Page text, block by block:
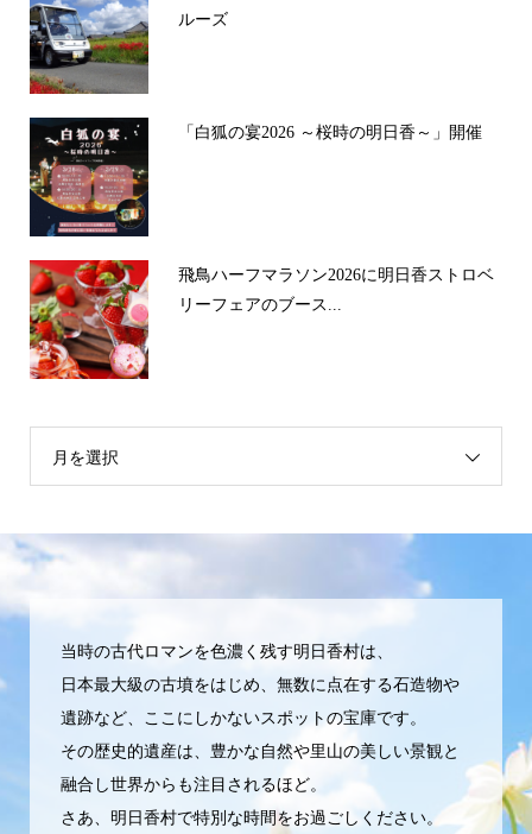
ルーズ
「白狐の宴2026 ～桜時の明日香～」開催
飛鳥ハーフマラソン2026に明日香ストロベ
リーフェアのブース...
月を選択
当時の古代ロマンを色濃く残す明日香村は、
日本最大級の古墳をはじめ、無数に点在する石造物や
遺跡など、ここにしかないスポットの宝庫です。
その歴史的遺産は、豊かな自然や里山の美しい景観と
融合し世界からも注目されるほど。
さあ、明日香村で特別な時間をお過ごしください。